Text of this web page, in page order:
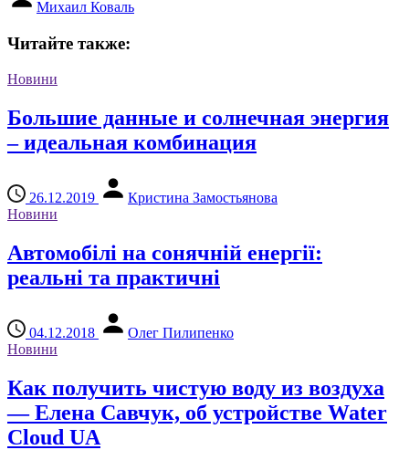
Михаил Коваль
Читайте также:
Новини
Большие данные и солнечная энергия
– идеальная комбинация
26.12.2019
Кристина Замостьянова
Новини
Автомобілі на сонячній енергії:
реальні та практичні
04.12.2018
Олег Пилипенко
Новини
Как получить чистую воду из воздуха
— Елена Савчук, об устройстве Water
Cloud UA